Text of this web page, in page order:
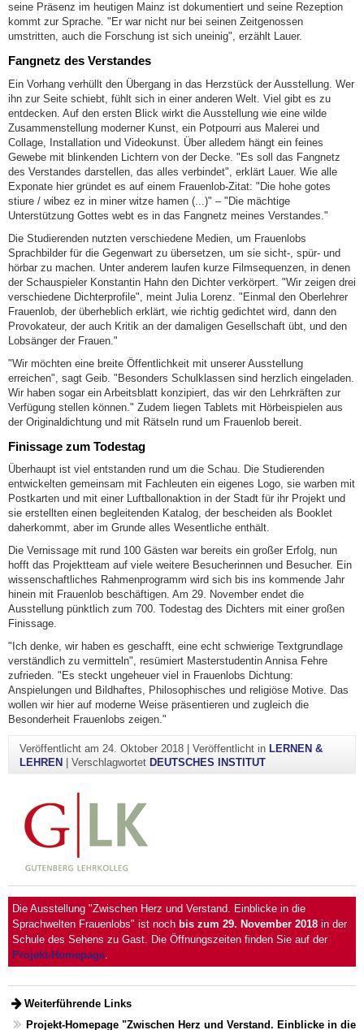
seine Präsenz im heutigen Mainz ist dokumentiert und seine Rezeption
kommt zur Sprache. "Er war nicht nur bei seinen Zeitgenossen
umstritten, auch die Forschung ist sich uneinig", erzählt Lauer.
Fangnetz des Verstandes
Ein Vorhang verhüllt den Übergang in das Herzstück der Ausstellung. Wer
ihn zur Seite schiebt, fühlt sich in einer anderen Welt. Viel gibt es zu
entdecken. Auf den ersten Blick wirkt die Ausstellung wie eine wilde
Zusammenstellung moderner Kunst, ein Potpourri aus Malerei und
Collage, Installation und Videokunst. Über alledem hängt ein feines
Gewebe mit blinkenden Lichtern von der Decke. "Es soll das Fangnetz
des Verstandes darstellen, das alles verbindet", erklärt Lauer. Wie alle
Exponate hier gründet es auf einem Frauenlob-Zitat: "Die hohe gotes
stiure / wibez ez in miner witze hamen (...)" – "Die mächtige
Unterstützung Gottes webt es in das Fangnetz meines Verstandes."
Die Studierenden nutzten verschiedene Medien, um Frauenlobs
Sprachbilder für die Gegenwart zu übersetzen, um sie sicht-, spür- und
hörbar zu machen. Unter anderem laufen kurze Filmsequenzen, in denen
der Schauspieler Konstantin Hahn den Dichter verkörpert. "Wir zeigen drei
verschiedene Dichterprofile", meint Julia Lorenz. "Einmal den Oberlehrer
Frauenlob, der überheblich erklärt, wie richtig gedichtet wird, dann den
Provokateur, der auch Kritik an der damaligen Gesellschaft übt, und den
Lobsänger der Frauen."
"Wir möchten eine breite Öffentlichkeit mit unserer Ausstellung
erreichen", sagt Geib. "Besonders Schulklassen sind herzlich eingeladen.
Wir haben sogar ein Arbeitsblatt konzipiert, das wir den Lehrkräften zur
Verfügung stellen können." Zudem liegen Tablets mit Hörbeispielen aus
der Originaldichtung und mit Rätseln rund um Frauenlob bereit.
Finissage zum Todestag
Überhaupt ist viel entstanden rund um die Schau. Die Studierenden
entwickelten gemeinsam mit Fachleuten ein eigenes Logo, sie warben mit
Postkarten und mit einer Luftballonaktion in der Stadt für ihr Projekt und
sie erstellten einen begleitenden Katalog, der bescheiden als Booklet
daherkommt, aber im Grunde alles Wesentliche enthält.
Die Vernissage mit rund 100 Gästen war bereits ein großer Erfolg, nun
hofft das Projektteam auf viele weitere Besucherinnen und Besucher. Ein
wissenschaftliches Rahmenprogramm wird sich bis ins kommende Jahr
hinein mit Frauenlob beschäftigen. Am 29. November endet die
Ausstellung pünktlich zum 700. Todestag des Dichters mit einer großen
Finissage.
"Ich denke, wir haben es geschafft, eine echt schwierige Textgrundlage
verständlich zu vermitteln", resümiert Masterstudentin Annisa Fehre
zufrieden. "Es steckt ungeheuer viel in Frauenlobs Dichtung:
Anspielungen und Bildhaftes, Philosophisches und religiöse Motive. Das
wollen wir hier auf moderne Weise präsentieren und zugleich die
Besonderheit Frauenlobs zeigen."
Veröffentlicht am 24. Oktober 2018| Veröffentlicht in LERNEN &
LEHREN| Verschlagwortet DEUTSCHES INSTITUT
Die Ausstellung "Zwischen Herz und Verstand. Einblicke in die
Sprachwelten Frauenlobs" ist noch bis zum 29. November 2018 in der
Schule des Sehens zu Gast. Die Öffnungszeiten finden Sie auf der
Projekt-Homepage
Weiterführende Links
Projekt-Homepage "Zwischen Herz und Verstand. Einblicke in die